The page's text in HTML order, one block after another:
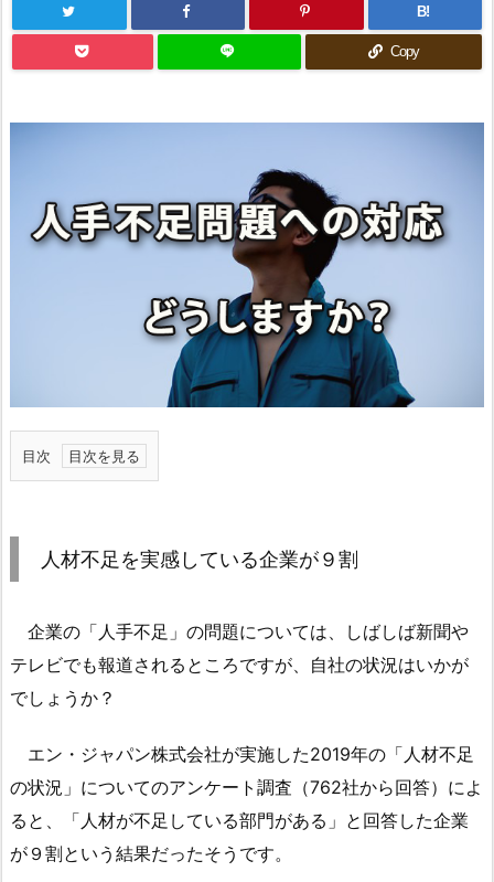
B!
Copy
目次
1.
不
を
実
る
企
業
人材不足を実感している企業が９割
企業の「人手不足」の問題については、しばしば新聞や
テレビでも報道されるところですが、自社の状況はいかが
でしょうか？
エン・ジャパン株式会社が実施した2019年の「人材不足
の状況」についてのアンケート調査（762社から回答）によ
ると、「人材が不足している部門がある」と回答した企業
が９割という結果だったそうです。